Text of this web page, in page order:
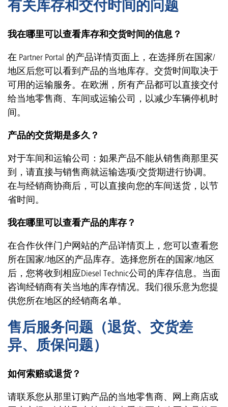
有关库存和交付时间的问题
我在哪里可以查看库存和交货时间的信息？
在 Partner Portal 的产品详情页面上，在选择所在国家/
地区后您可以看到产品的当地库存。交货时间取决于
可用的运输服务。在欧洲，所有产品都可以直接交付
给当地零售商、车间或运输公司，以减少车辆停机时
间。
产品的交货期是多久？
对于车间和运输公司：如果产品不能从销售商那里买
到，请直接与销售商就运输选项/交货期进行协调。
在与经销商协商后，可以直接向您的车间送货，以节
省时间。
我在哪里可以查看产品的库存？
在合作伙伴门户网站的产品详情页上，您可以查看您
所在国家/地区的产品库存。选择您所在的国家/地区
后，您将收到相应Diesel Technic公司的库存信息。当面
咨询经销商有关当地的库存情况。我们很乐意为您提
供您所在地区的经销商名单。
售后服务问题（退货、交货差
异、质保问题）
如何索赔或退货？
请联系您从那里订购产品的当地零售商、网上商店或